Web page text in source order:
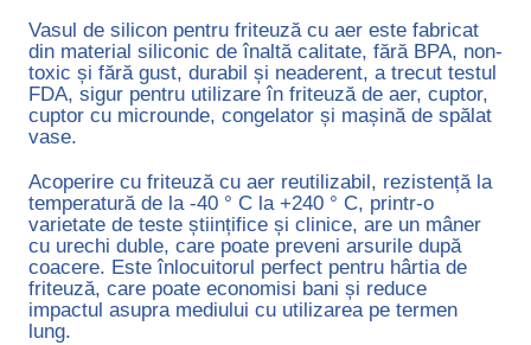
Vasul de silicon pentru friteuză cu aer este fabricat
din material siliconic de înaltă calitate, fără BPA, non-
toxic și fără gust, durabil și neaderent, a trecut testul
FDA, sigur pentru utilizare în friteuză de aer, cuptor,
cuptor cu microunde, congelator și mașină de spălat
vase.
Acoperire cu friteuză cu aer reutilizabil, rezistență la
temperatură de la -40 ° C la +240 ° C, printr-o
varietate de teste științifice și clinice, are un mâner
cu urechi duble, care poate preveni arsurile după
coacere. Este înlocuitorul perfect pentru hârtia de
friteuză, care poate economisi bani și reduce
impactul asupra mediului cu utilizarea pe termen
lung.